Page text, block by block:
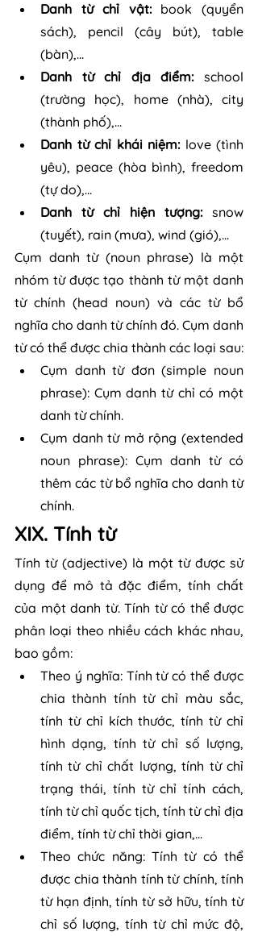
Danh từ chỉ vật: book (quyển
sách), pencil (cây bút), table
(bàn),...
Danh từ chỉ địa điểm: school
(trường học), home (nhà), city
(thành phố),...
Danh từ chỉ khái niệm: love (tình
yêu), peace (hòa bình), freedom
(tự do),...
Danh từ chỉ hiện tượng: snow
(tuyết), rain (mưa), wind (gió),...
Cụm danh từ (noun phrase) là một
nhóm từ được tạo thành từ một danh
từ chính (head noun) và các từ bổ
nghĩa cho danh từ chính đó. Cụm danh
từ có thể được chia thành các loại sau:
Cụm danh từ đơn (simple noun
phrase): Cụm danh từ chỉ có một
danh từ chính.
Cụm danh từ mở rộng (extended
noun phrase): Cụm danh từ có
thêm các từ bổ nghĩa cho danh từ
chính.
XIX. Tính từ
Tính từ (adjective) là một từ được sử
dụng để mô tả đặc điểm, tính chất
của một danh từ. Tính từ có thể được
phân loại theo nhiều cách khác nhau,
bao gồm:
Theo ý nghĩa: Tính từ có thể được
chia thành tính từ chỉ màu sắc,
tính từ chỉ kích thước, tính từ chỉ
hình dạng, tính từ chỉ số lượng,
tính từ chỉ chất lượng, tính từ chỉ
trạng thái, tính từ chỉ tính cách,
tính từ chỉ quốc tịch, tính từ chỉ địa
điểm, tính từ chỉ thời gian,...
Theo chức năng: Tính từ có thể
được chia thành tính từ chính, tính
từ hạn định, tính từ sở hữu, tính từ
chỉ số lượng, tính từ chỉ mức độ,